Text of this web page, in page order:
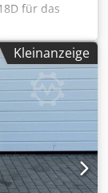
für das
für kleine
-
Kleinanzeige